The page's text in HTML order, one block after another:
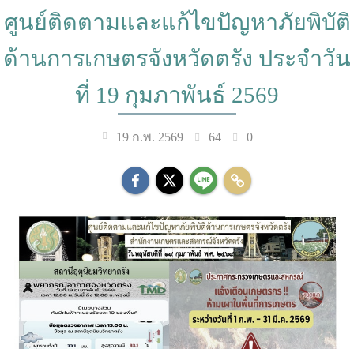
ศูนย์ติดตามและแก้ไขปัญหาภัยพิบัติ
ด้านการเกษตรจังหวัดตรัง ประจำวัน
ที่ 19 กุมภาพันธ์ 2569
19 ก.พ. 2569 64 0